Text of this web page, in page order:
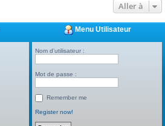
Aller à
Menu Utilisateur
Nom d’utilisateur :
Mot de passe :
Remember me
Register now!